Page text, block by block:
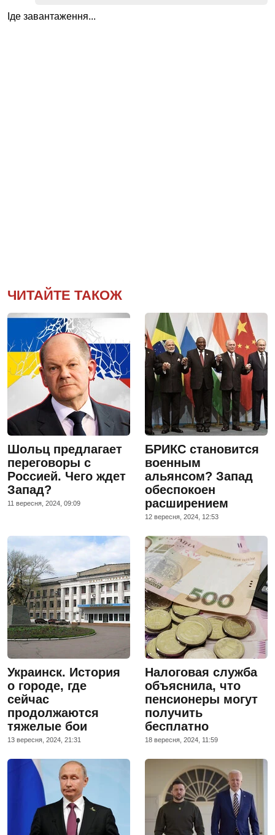
Іде завантаження...
ЧИТАЙТЕ ТАКОЖ
Шольц предлагает
переговоры с
Россией. Чего ждет
Запад?
11 вересня, 2024, 09:09
БРИКС становится
военным
альянсом? Запад
обеспокоен
расширением
12 вересня, 2024, 12:53
Украинск. История
о городе, где
сейчас
продолжаются
тяжелые бои
13 вересня, 2024, 21:31
Налоговая служба
объяснила, что
пенсионеры могут
получить
бесплатно
18 вересня, 2024, 11:59